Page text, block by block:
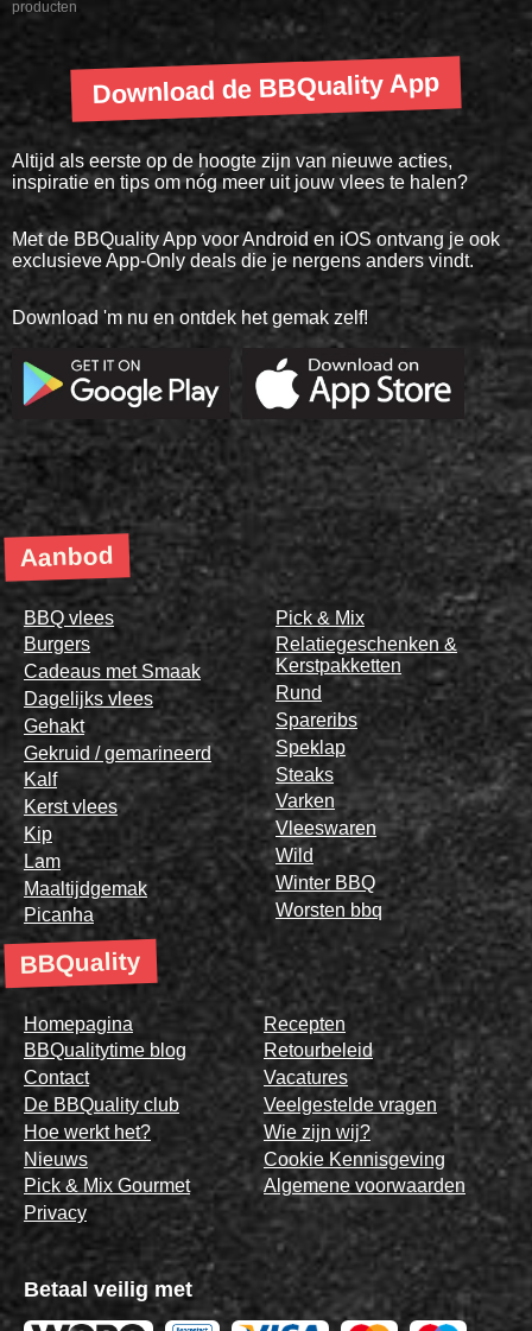
producten
Download de BBQuality App
Altijd als eerste op de hoogte zijn van nieuwe acties,
inspiratie en tips om nóg meer uit jouw vlees te halen?
Met de BBQuality App voor Android en iOS ontvang je ook
exclusieve App-Only deals die je nergens anders vindt.
Download 'm nu en ontdek het gemak zelf!
Aanbod
BBQ vlees
Burgers
Cadeaus met Smaak
Dagelijks vlees
Gehakt
Gekruid / gemarineerd
Kalf
Kerst vlees
Kip
Lam
Maaltijdgemak
Picanha
Pick & Mix
Relatiegeschenken &
Kerstpakketten
Rund
Spareribs
Speklap
Steaks
Varken
Vleeswaren
Wild
Winter BBQ
Worsten bbq
BBQuality
Homepagina
BBQualitytime blog
Contact
De BBQuality club
Hoe werkt het?
Nieuws
Pick & Mix Gourmet
Privacy
Recepten
Retourbeleid
Vacatures
Veelgestelde vragen
Wie zijn wij?
Cookie Kennisgeving
Algemene voorwaarden
Betaal veilig met